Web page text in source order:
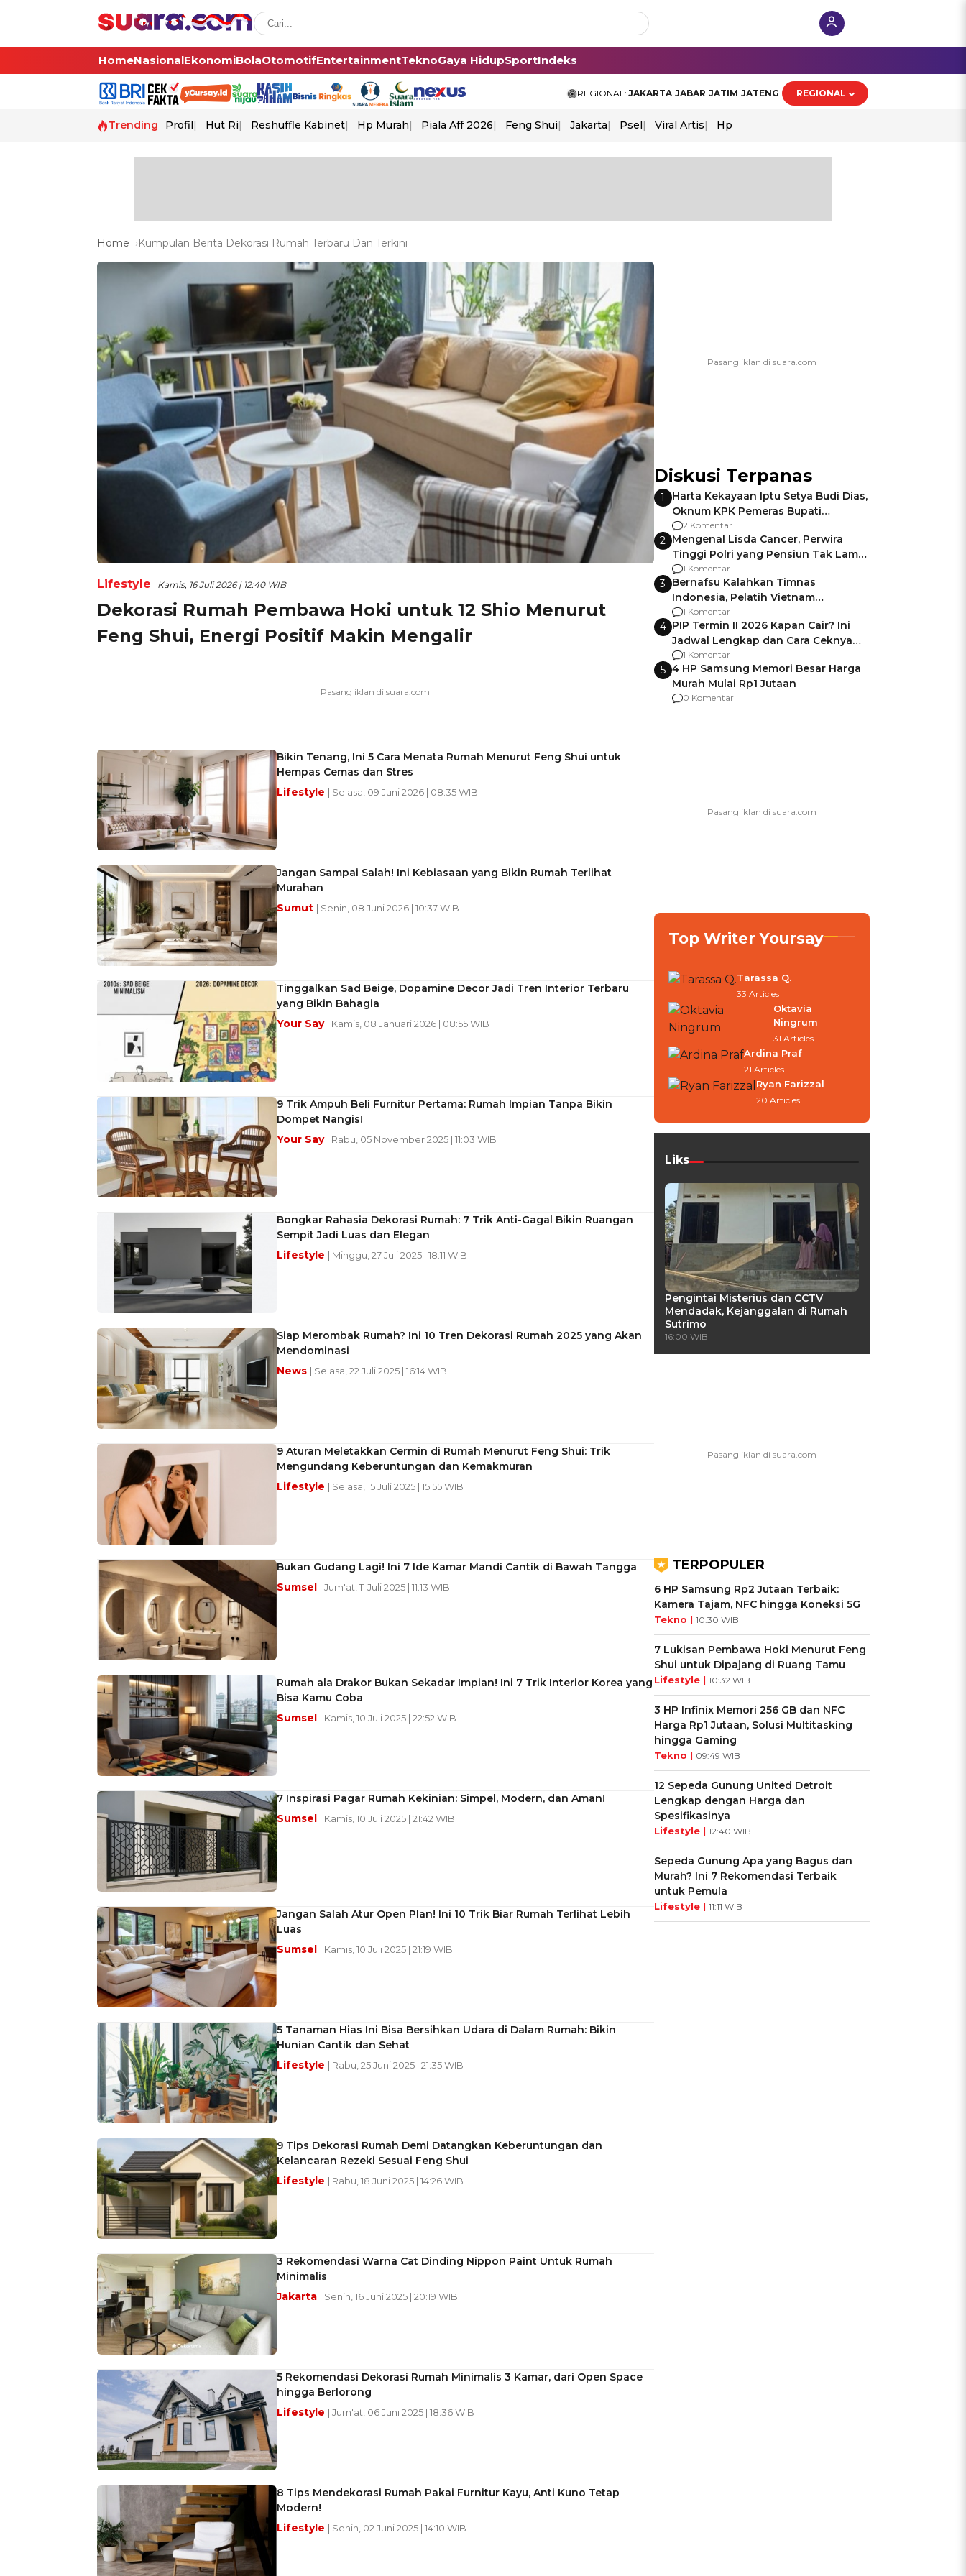
HomeNasionalEkonomiBolaOtomotifEntertainmentTeknoGaya HidupSportIndeks
REGIONAL: JAKARTA JABAR JATIM JATENG REGIONAL
Trending Profil Hut Ri Reshuffle Kabinet Hp Murah Piala Aff 2026 Feng Shui Jakarta Psel Viral Artis Hp
Home Kumpulan Berita Dekorasi Rumah Terbaru Dan Terkini
Lifestyle Kamis, 16 Juli 2026 | 12:40 WIB
Dekorasi Rumah Pembawa Hoki untuk 12 Shio Menurut
Feng Shui, Energi Positif Makin Mengalir
Bikin Tenang, Ini 5 Cara Menata Rumah Menurut Feng Shui untuk
Hempas Cemas dan Stres
Lifestyle | Selasa, 09 Juni 2026 | 08:35 WIB
Jangan Sampai Salah! Ini Kebiasaan yang Bikin Rumah Terlihat
Murahan
Sumut | Senin, 08 Juni 2026 | 10:37 WIB
Tinggalkan Sad Beige, Dopamine Decor Jadi Tren Interior Terbaru
yang Bikin Bahagia
Your Say | Kamis, 08 Januari 2026 | 08:55 WIB
9 Trik Ampuh Beli Furnitur Pertama: Rumah Impian Tanpa Bikin
Dompet Nangis!
Your Say | Rabu, 05 November 2025 | 11:03 WIB
Bongkar Rahasia Dekorasi Rumah: 7 Trik Anti-Gagal Bikin Ruangan
Sempit Jadi Luas dan Elegan
Lifestyle | Minggu, 27 Juli 2025 | 18:11 WIB
Siap Merombak Rumah? Ini 10 Tren Dekorasi Rumah 2025 yang Akan
Mendominasi
News | Selasa, 22 Juli 2025 | 16:14 WIB
9 Aturan Meletakkan Cermin di Rumah Menurut Feng Shui: Trik
Mengundang Keberuntungan dan Kemakmuran
Lifestyle | Selasa, 15 Juli 2025 | 15:55 WIB
Bukan Gudang Lagi! Ini 7 Ide Kamar Mandi Cantik di Bawah Tangga
Sumsel | Jum'at, 11 Juli 2025 | 11:13 WIB
Rumah ala Drakor Bukan Sekadar Impian! Ini 7 Trik Interior Korea yang
Bisa Kamu Coba
Sumsel | Kamis, 10 Juli 2025 | 22:52 WIB
7 Inspirasi Pagar Rumah Kekinian: Simpel, Modern, dan Aman!
Sumsel | Kamis, 10 Juli 2025 | 21:42 WIB
Jangan Salah Atur Open Plan! Ini 10 Trik Biar Rumah Terlihat Lebih
Luas
Sumsel | Kamis, 10 Juli 2025 | 21:19 WIB
5 Tanaman Hias Ini Bisa Bersihkan Udara di Dalam Rumah: Bikin
Hunian Cantik dan Sehat
Lifestyle | Rabu, 25 Juni 2025 | 21:35 WIB
9 Tips Dekorasi Rumah Demi Datangkan Keberuntungan dan
Kelancaran Rezeki Sesuai Feng Shui
Lifestyle | Rabu, 18 Juni 2025 | 14:26 WIB
3 Rekomendasi Warna Cat Dinding Nippon Paint Untuk Rumah
Minimalis
Jakarta | Senin, 16 Juni 2025 | 20:19 WIB
5 Rekomendasi Dekorasi Rumah Minimalis 3 Kamar, dari Open Space
hingga Berlorong
Lifestyle | Jum'at, 06 Juni 2025 | 18:36 WIB
8 Tips Mendekorasi Rumah Pakai Furnitur Kayu, Anti Kuno Tetap
Modern!
Lifestyle | Senin, 02 Juni 2025 | 14:10 WIB
Diskusi Terpanas
1
Harta Kekayaan Iptu Setya Budi Dias,
Oknum KPK Pemeras Bupati
Pemalang
2 Komentar
2 Mengenal Lisda Cancer, Perwira
Tinggi Polri yang Pensiun Tak Lama
Usai Jadi Brigjen
1 Komentar
3 Bernafsu Kalahkan Timnas
Indonesia, Pelatih Vietnam
Berencana Pakai Jimat di Pakansari
1 Komentar
4 PIP Termin II 2026 Kapan Cair? Ini
Jadwal Lengkap dan Cara Ceknya
agar Dana Tidak Hangus!
1 Komentar
5 4 HP Samsung Memori Besar Harga
Murah Mulai Rp1 Jutaan
0 Komentar
Top Writer Yoursay
Tarassa Q.
33 Articles
Oktavia
Ningrum
31 Articles
Ardina Praf
21 Articles
Ryan Farizzal
20 Articles
Liks
Pengintai Misterius dan CCTV
Mendadak, Kejanggalan di Rumah
Sutrimo
16:00 WIB
TERPOPULER
6 HP Samsung Rp2 Jutaan Terbaik:
Kamera Tajam, NFC hingga Koneksi 5G
Tekno | 10:30 WIB
7 Lukisan Pembawa Hoki Menurut Feng
Shui untuk Dipajang di Ruang Tamu
Lifestyle | 10:32 WIB
3 HP Infinix Memori 256 GB dan NFC
Harga Rp1 Jutaan, Solusi Multitasking
hingga Gaming
Tekno | 09:49 WIB
12 Sepeda Gunung United Detroit
Lengkap dengan Harga dan
Spesifikasinya
Lifestyle | 12:40 WIB
Sepeda Gunung Apa yang Bagus dan
Murah? Ini 7 Rekomendasi Terbaik
untuk Pemula
Lifestyle | 11:11 WIB